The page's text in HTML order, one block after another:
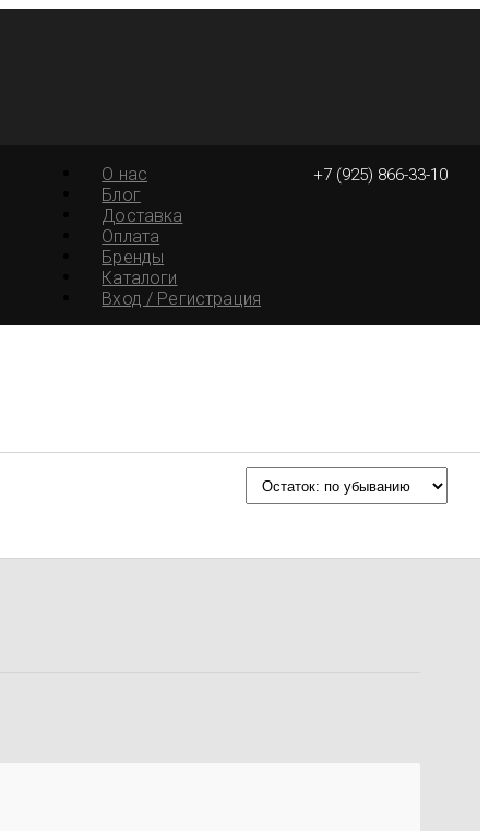
+7 (925) 866-33-10
О нас
Блог
Доставка
Оплата
Бренды
Каталоги
Вход / Регистрация